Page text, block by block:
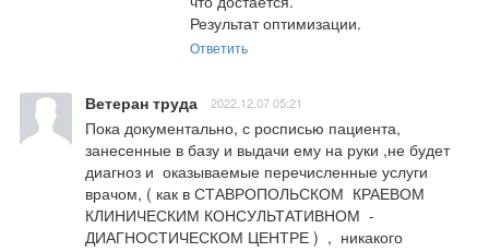
Результат оптимизации.
Ответить
Ветеран труда 2022.12.07 05:21
Пока документально, с росписью пациента,
занесенные в базу и выдачи ему на руки ,не будет
диагноз и  оказываемые перечисленные услуги
врачом, ( как в СТАВРОПОЛЬСКОМ  КРАЕВОМ
КЛИНИЧЕСКИМ КОНСУЛЬТАТИВНОМ  -
ДИАГНОСТИЧЕСКОМ ЦЕНТРЕ )  ,  никакого